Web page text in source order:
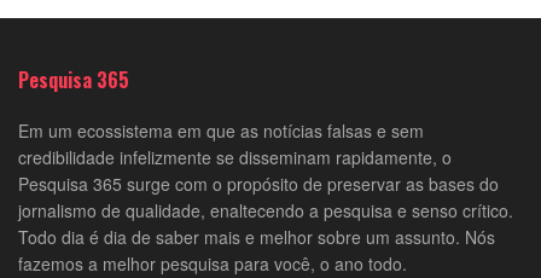
Pesquisa 365
Em um ecossistema em que as notícias falsas e sem
credibilidade infelizmente se disseminam rapidamente, o
Pesquisa 365 surge com o propósito de preservar as bases do
jornalismo de qualidade, enaltecendo a pesquisa e senso crítico.
Todo dia é dia de saber mais e melhor sobre um assunto. Nós
fazemos a melhor pesquisa para você, o ano todo.